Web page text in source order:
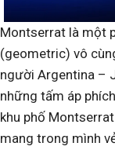
Montserrat là một
(geometric) vô
người Argentina –
những tấm áp
khu phố
mang trong mình